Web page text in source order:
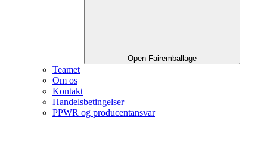
Open Fairemballage
Teamet
Om os
Kontakt
Handelsbetingelser
PPWR og producentansvar